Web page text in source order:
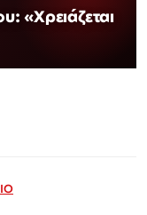
«Χρειάζεται